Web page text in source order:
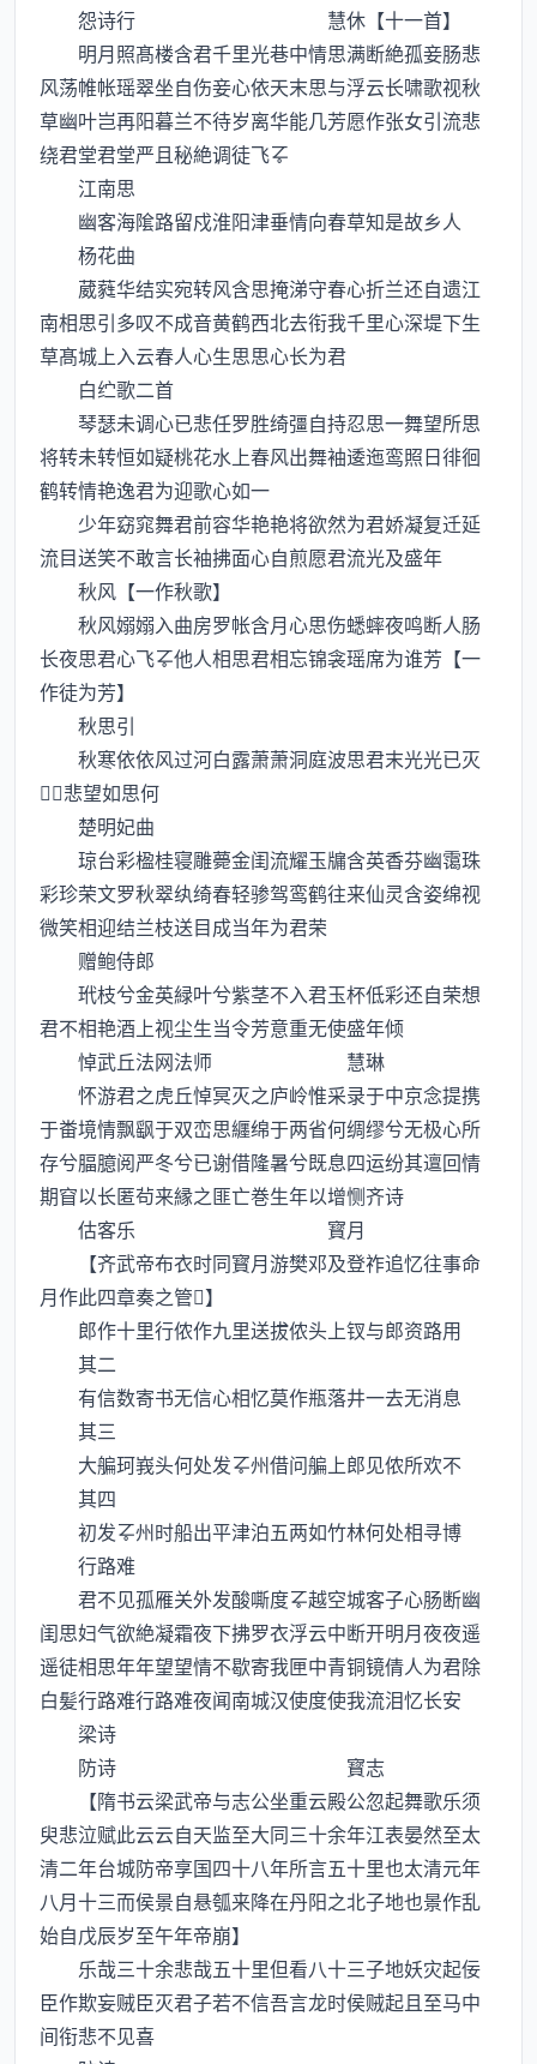
怨诗行 慧休【十一首】
明月照髙楼含君千里光巷中情思满断絶孤妾肠悲
风荡帷帐瑶翠坐自伤妾心依天末思与浮云长啸歌视秋
草幽叶岂再阳暮兰不待岁离华能几芳愿作张女引流悲
绕君堂君堂严且秘絶调徒飞
江南思
幽客海隂路留戍淮阳津垂情向春草知是故乡人
杨花曲
葳蕤华结实宛转风含思掩涕守春心折兰还自遗江
南相思引多叹不成音黄鹤西北去衔我千里心深堤下生
草髙城上入云春人心生思思心长为君
白纻歌二首
琴瑟未调心已悲任罗胜绮彊自持忍思一舞望所思
将转未转恒如疑桃花水上春风出舞袖逶迤鸾照日徘徊
鹤转情艳逸君为迎歌心如一
少年窈窕舞君前容华艳艳将欲然为君娇凝复迁延
流目送笑不敢言长袖拂面心自煎愿君流光及盛年
秋风【一作秋歌】
秋风嫋嫋入曲房罗帐含月心思伤蟋蟀夜鸣断人肠
长夜思君心飞他人相思君相忘锦衾瑶席为谁芳【一
作徒为芳】
秋思引
秋寒依依风过河白露萧萧洞庭波思君末光光已灭
悲望如思何
楚明妃曲
琼台彩楹桂寝雕薨金闺流耀玉牖含英香芬幽霭珠
彩珍荣文罗秋翠纨绮春轻骖驾鸾鹤往来仙灵含姿绵视
微笑相迎结兰枝送目成当年为君荣
赠鲍侍郎
玳枝兮金英緑叶兮紫茎不入君玉杯低彩还自荣想
君不相艳酒上视尘生当令芳意重无使盛年倾
悼武丘法网法师 慧琳
怀游君之虎丘悼冥灭之庐岭惟采录于中京念提携
于畨境情飘飖于双峦思纒绵于两省何绸缪兮无极心所
存兮腷臆阅严冬兮已谢借隆暑兮既息四运纷其邅回情
期窅以长匿茍来縁之匪亡巻生年以增恻齐诗
估客乐 寳月
【齐武帝布衣时同寳月游樊邓及登祚追忆往事命
月作此四章奏之管】
郎作十里行侬作九里送拔侬头上钗与郎资路用
其二
有信数寄书无信心相忆莫作瓶落井一去无消息
其三
大艑珂峩头何处发州借问艑上郎见侬所欢不
其四
初发州时船出平津泊五两如竹林何处相寻博
行路难
君不见孤雁关外发酸嘶度越空城客子心肠断幽
闺思妇气欲絶凝霜夜下拂罗衣浮云中断开明月夜夜遥
遥徒相思年年望望情不歇寄我匣中青铜镜倩人为君除
白髪行路难行路难夜闻南城汉使度使我流泪忆长安
梁诗
防诗 寳志
【隋书云梁武帝与志公坐重云殿公忽起舞歌乐须
臾悲泣赋此云云自天监至大同三十余年江表晏然至太
清二年台城防帝享国四十八年所言五十里也太清元年
八月十三而侯景自悬瓠来降在丹阳之北子地也景作乱
始自戊辰岁至午年帝崩】
乐哉三十余悲哉五十里但看八十三子地妖灾起佞
臣作欺妄贼臣灭君子若不信吾言龙时侯贼起且至马中
间衔悲不见喜